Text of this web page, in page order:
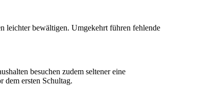
leichter bewältigen. Umgekehrt führen fehlende
besuchen zudem seltener eine
dem ersten Schultag.